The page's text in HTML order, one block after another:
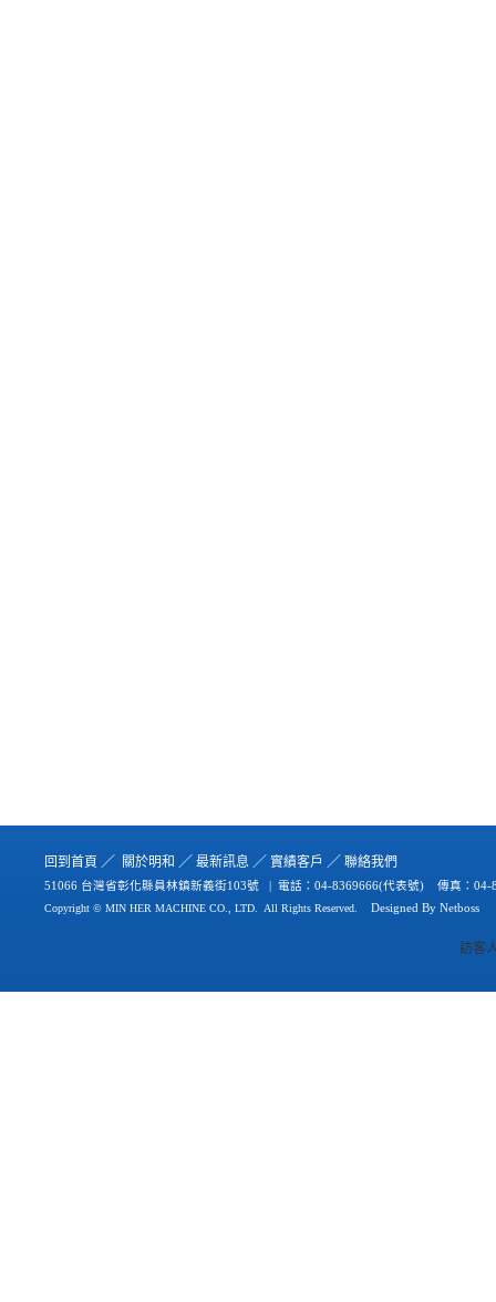
回到首頁 ／ 關於明和 ／ 最新訊息 ／ 實績客戶 ／ 聯絡我們
51066 台灣省彰化縣員林鎮新義街103號 | 電話： 04-8369666(代表號) 傳真：04-
Copyright © MIN HER MACHINE CO., LTD.
All Rights Reserved. Designed By Netboss
訪客